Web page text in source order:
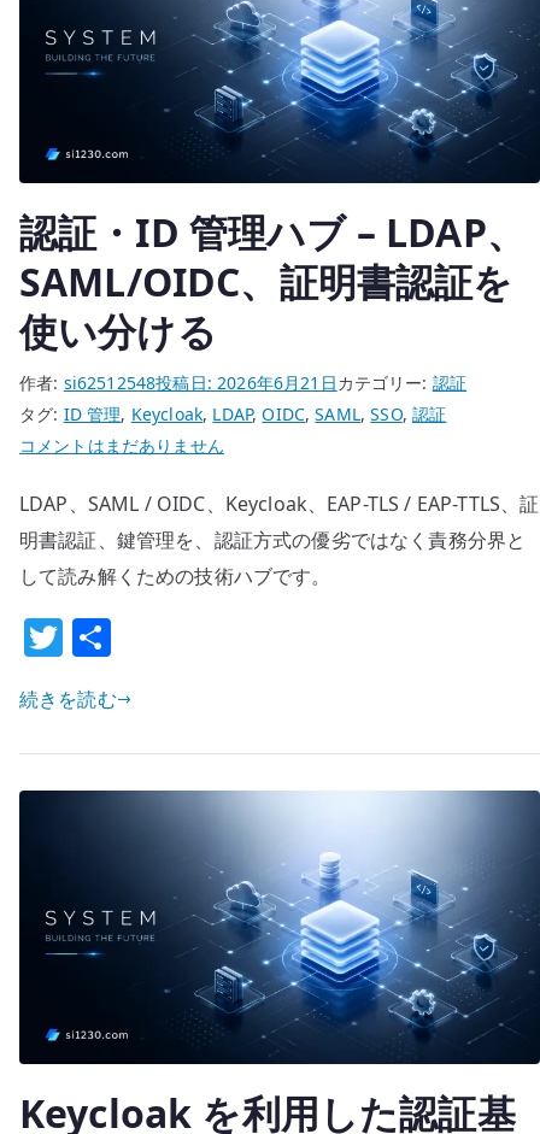
む
へ
の
認証・ID 管理ハブ – LDAP、
SAML/OIDC、証明書認証を
使い分ける
作者: si62512548投稿日:2026年6月21日カテゴリー: 認証
タグ: ID 管理, Keycloak, LDAP,OIDC,SAML,SSO,認証
認
ID
管
理
ブ
–
LDAP、
証
明
る
へ
コメントはまだありません
LDAP、SAML / OIDC、Keycloak、EAP-TLS / EAP-TTLS、証
明書認証、鍵管理を、認証方式の優劣ではなく責務分界と
して読み解くための技術ハブです。
T
w
it
te
r
続きを読む
Keycloak を利用した認証基